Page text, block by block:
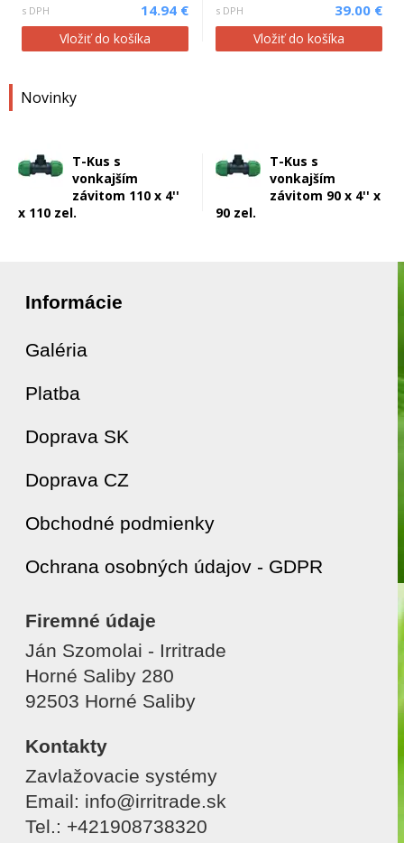
s DPH 14.94 €
Vložiť do košíka
s DPH 39.00 €
Vložiť do košíka
Novinky
T-Kus s
vonkajším
závitom 110 x 4''
x 110 zel.
T-Kus s
vonkajším
závitom 90 x 4'' x
90 zel.
Informácie
Galéria
Platba
Doprava SK
Doprava CZ
Obchodné podmienky
Ochrana osobných údajov - GDPR
Firemné údaje
Ján Szomolai - Irritrade
Horné Saliby 280
92503 Horné Saliby
Kontakty
Zavlažovacie systémy
Email: info@irritrade.sk
Tel.: +421908738320